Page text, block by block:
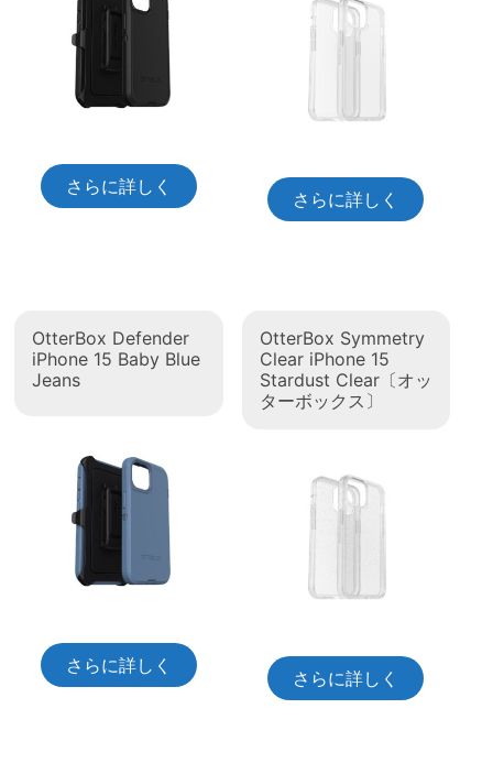
さらに詳しく
さらに詳しく
OtterBox Defender
iPhone 15 Baby Blue
Jeans
さらに詳しく
OtterBox Symmetry
Clear iPhone 15
Stardust Clear〔オッ
ターボックス〕
さらに詳しく